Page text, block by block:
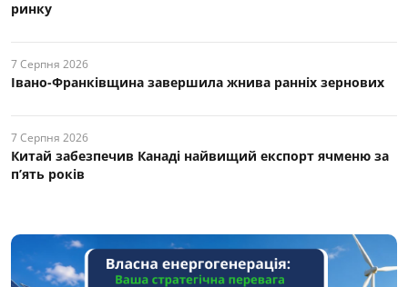
ринку
7 Серпня 2026
Івано-Франківщина завершила жнива ранніх зернових
7 Серпня 2026
Китай забезпечив Канаді найвищий експорт ячменю за
п’ять років